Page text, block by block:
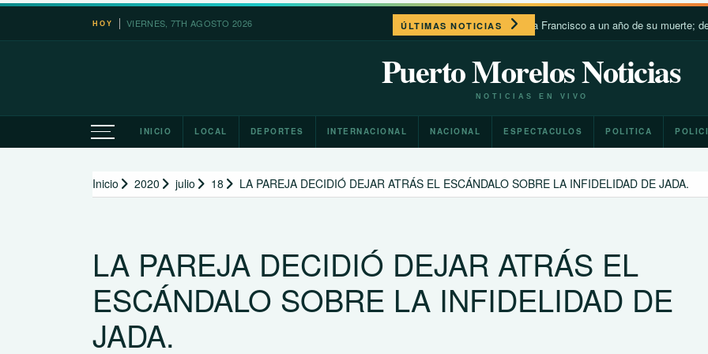
Saltar
HOY VIERNES, 7TH AGOSTO 2026 ÚLTIMAS NOTICIAS
León XIV recuerda a Francisco a un año de su muerte; destaca su
Puerto Morelos Noticias
NOTICIAS EN VIVO
INICIO LOCAL DEPORTES INTERNACIONAL NACIONAL ESPECTACULOS POLITICA
Inicio 2020 julio 18 LA PAREJA DECIDIÓ DEJAR ATRÁS EL ESCÁNDALO SOBRE LA INFIDELIDAD DE JADA.
LA PAREJA DECIDIÓ DEJAR ATRÁS EL
ESCÁNDALO SOBRE LA INFIDELIDAD DE
JADA.